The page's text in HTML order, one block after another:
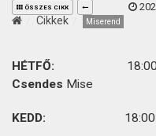
KINCSES BARANYA
KAPCSOLAT
ÖSSZES CIKK
Cikkek Miserend
HÉTFŐ: 18:00
Csendes Mise
KEDD: 18:00